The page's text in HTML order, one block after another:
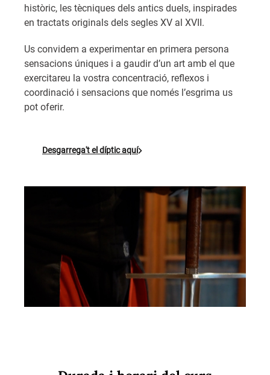
històric, les tècniques dels antics duels, inspirades
en tractats originals dels segles XV al XVII.
Us convidem a experimentar en primera persona
sensacions úniques i a gaudir d’un art amb el que
exercitareu la vostra concentració, reflexos i
coordinació i sensacions que només l’esgrima us
pot oferir.
Desgarrega't el díptic aquí